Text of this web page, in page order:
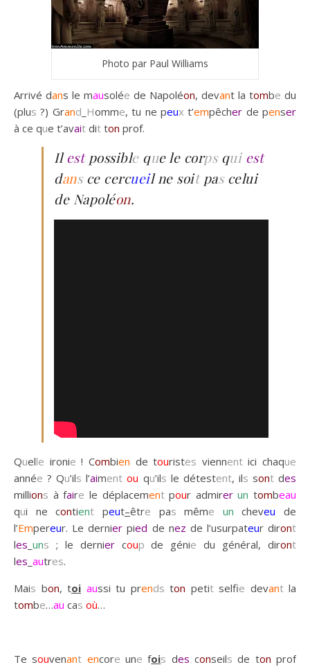
Photo par Paul Williams
Arrivé dans le mausolée de Napoléon, devant la tombe du
(plus ?) Grand Homme, tu ne peux t’empêcher de penser
à ce que t’avait dit ton prof.
Ilestpossibleque le corpsqui est
dansce cercueil ne soitpascelui
de Napoléon.
Quelle ironie ! Combien de touristes viennentici chaque
année ? Qu’ils l’aiment ou qu’ils le détestent, ils sontdes
millions à faire le déplacementpour admirer un tombeau
qui ne contient peut–être pas même un cheveu de
l’Empereur. Le dernier pied de nezde l’usurpateur diront
les uns ; le derniercoup de génie du général, diront
les autres.
Mais bon, toi aussi tu prends ton petitselfie devantla
tombe…au cas où…
Te souvenant encore une fois des conseils de ton prof